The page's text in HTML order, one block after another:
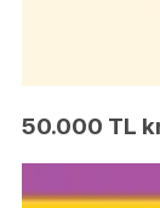
50.000 TL